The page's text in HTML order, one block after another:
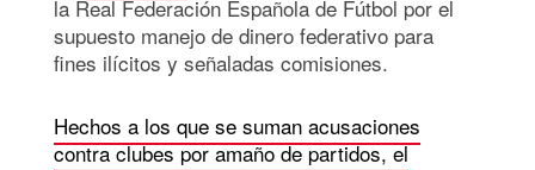
la Real Federación Española de Fútbol por el
supuesto manejo de dinero federativo para
fines ilícitos y señaladas comisiones.
Hechos a los que se suman acusaciones
contra clubes por amaño de partidos, el